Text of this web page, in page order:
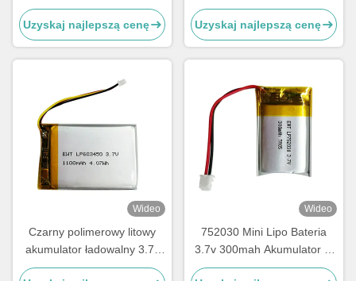
LP423450
Uzyskaj najlepszą cenę
300mah bateria LiPo 402530
Uzyskaj najlepszą cenę
Wideo
Czarny polimerowy litowy
akumulator ładowalny 3.7v
1100mah
Wideo
752030 Mini Lipo Bateria
3.7v 300mah Akumulator Li
Polimerowy